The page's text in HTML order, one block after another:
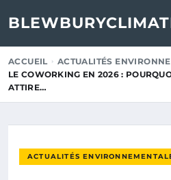
ACCUEIL
ACTUALITÉS
LE COWORKING EN 2026 :
ATTIRE…
ACTUALITÉS